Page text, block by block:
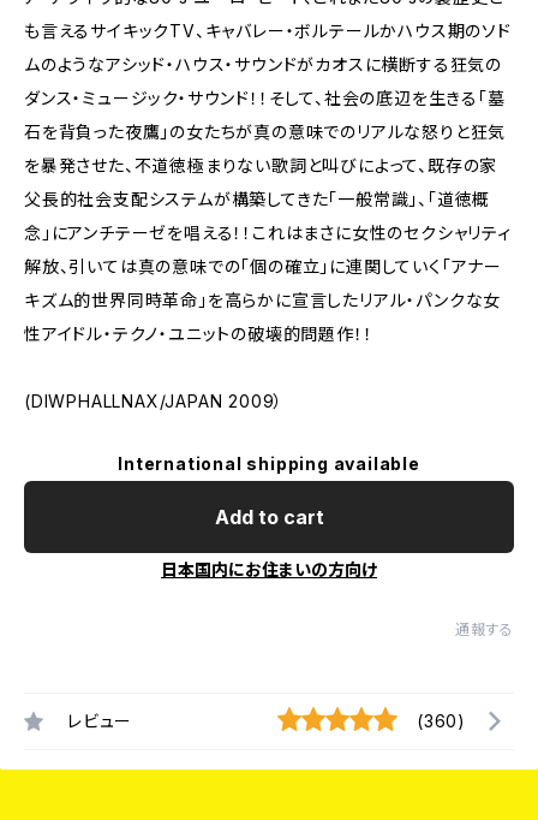
も言えるサイキックTV、キャバレー・ボルテールかハウス期のソド
ムのようなアシッド・ハウス・サウンドがカオスに横断する狂気の
ダンス・ミュージック・サウンド！！そして、社会の底辺を生きる「墓
石を背負った夜鷹」の女たちが真の意味でのリアルな怒りと狂気
を暴発させた、不道徳極まりない歌詞と叫びによって、既存の家
父長的社会支配システムが構築してきた「一般常識」、「道徳概
念」にアンチテーゼを唱える！！これはまさに女性のセクシャリティ
解放、引いては真の意味での「個の確立」に連関していく「アナー
キズム的世界同時革命」を高らかに宣言したリアル・パンクな女
性アイドル・テクノ・ユニットの破壊的問題作！！
(DIWPHALLNAX/JAPAN 2009）
International shipping available
Add to cart
日本国内にお住まいの方向け
通報する
レビュー (360)